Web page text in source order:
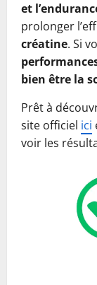
et
prolonger
créatine. Si
bien être la
Prêt à
site officiel ici
voir les